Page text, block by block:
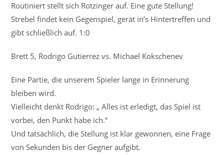
Routiniert stellt sich Rotzinger auf. Eine gute Stellung!
Strebel findet kein Gegenspiel, gerät in’s Hintertreffen und
gibt schließlich auf. 1:0
Brett 5, Rodrigo Gutierrez vs. Michael Kokschenev
Eine Partie, die unserem Spieler lange in Erinnerung
bleiben wird.
Vielleicht denkt Rodrigo: „ Alles ist erledigt, das Spiel ist
vorbei, den Punkt habe ich.“
Und tatsächlich, die Stellung ist klar gewonnen, eine Frage
von Sekunden bis der Gegner aufgibt.